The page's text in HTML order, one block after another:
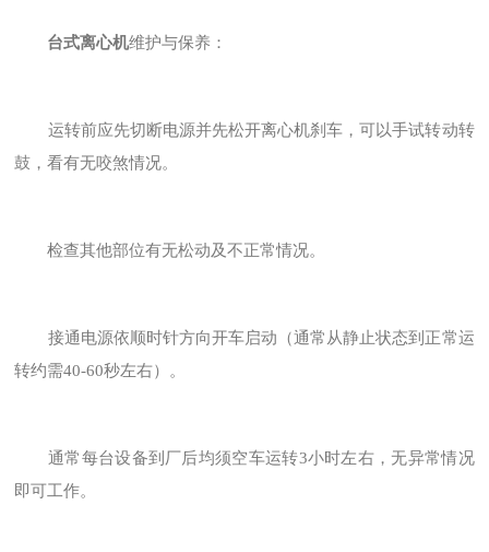
台式离心机维护与保养：
运转前应先切断电源并先松开离心机刹车，可以手试转动转
鼓，看有无咬煞情况。
检查其他部位有无松动及不正常情况。
接通电源依顺时针方向开车启动（通常从静止状态到正常运
转约需40-60秒左右）。
通常每台设备到厂后均须空车运转3小时左右，无异常情况
即可工作。